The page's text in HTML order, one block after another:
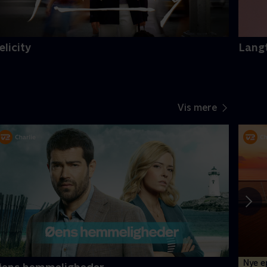
Vis mere
Nye